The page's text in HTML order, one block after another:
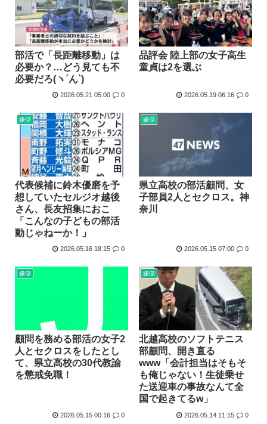
部活で「長距離移動」は
必要か？…どう見ても不
必要だろ(ヽ´ん`)
2026.05.21 05:00 0
品評会 陸上部の女子高生
童貞は2を選ぶ
2026.05.19 06:16 0
嫌儲
代表候補に鈴木優磨を予
想していたセルジオ越後
さん、長友招集におこ
「こんなの子どもの部活
動じゃねーか！」
2026.05.16 18:15 0
嫌儲
県立高校の部活顧問、女
子部員2人とセクロス。神
奈川
2026.05.15 07:00 0
嫌儲
顧問を務める部活の女子2
人とセクロスをしたとし
て、県立高校の30代教諭
を懲戒免職！
2026.05.15 00:16 0
嫌儲
北越高校のソフトテニス
部顧問、開き直る
www「会計担当はそもそ
も俺じゃない！生徒乗せ
た送迎車の事故なんて全
国で起きてるw」
2026.05.14 11:15 0